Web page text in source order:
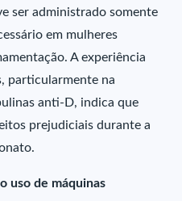
ser administrado somente
em mulheres
A experiência
particularmente na
anti-D, indica que
prejudiciais durante a
uso de máquinas